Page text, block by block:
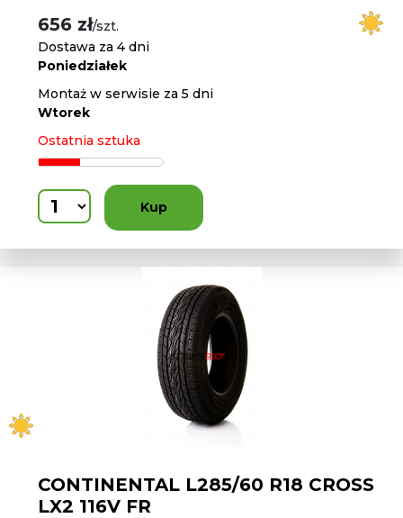
656 zł/szt.
Dostawa za 4 dni
Poniedziałek
Montaż w serwisie za 5 dni
Wtorek
Ostatnia sztuka
Kup
CONTINENTAL L285/60 R18 CROSS
LX2 116V FR